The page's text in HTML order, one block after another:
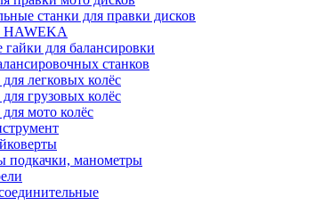
станки для правки дисков
HAWEKA
для балансировки
станков
легковых колёс
грузовых колёс
мото колёс
подкачки, манометры